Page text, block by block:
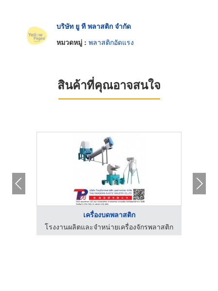
บริษัท ยู ที พลาสติก จำกัด
หมวดหมู่ : พลาสติกอัดแรง
สินค้าที่คุณอาจสนใจ
เครื่องบดพลาสติก
โรงงานผลิตและจำหน่ายเครื่องจักรพลาสติก